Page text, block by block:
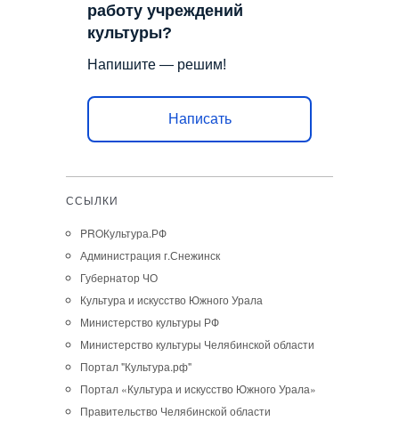
работу учреждений
культуры?
Напишите — решим!
Написать
ССЫЛКИ
PROКультура.РФ
Администрация г.Снежинск
Губернатор ЧО
Культура и искусство Южного Урала
Министерство культуры РФ
Министерство культуры Челябинской области
Портал "Культура.рф"
Портал «Культура и искусство Южного Урала»
Правительство Челябинской области